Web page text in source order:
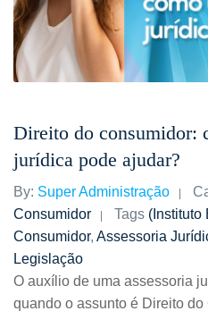
Direito do consumidor:
jurídica pode ajudar?
By: Super Administração
Consumidor
Tags (Instituto
Consumidor, Assessoria
Legislação
O auxílio de uma assessoria
quando o assunto é Direito